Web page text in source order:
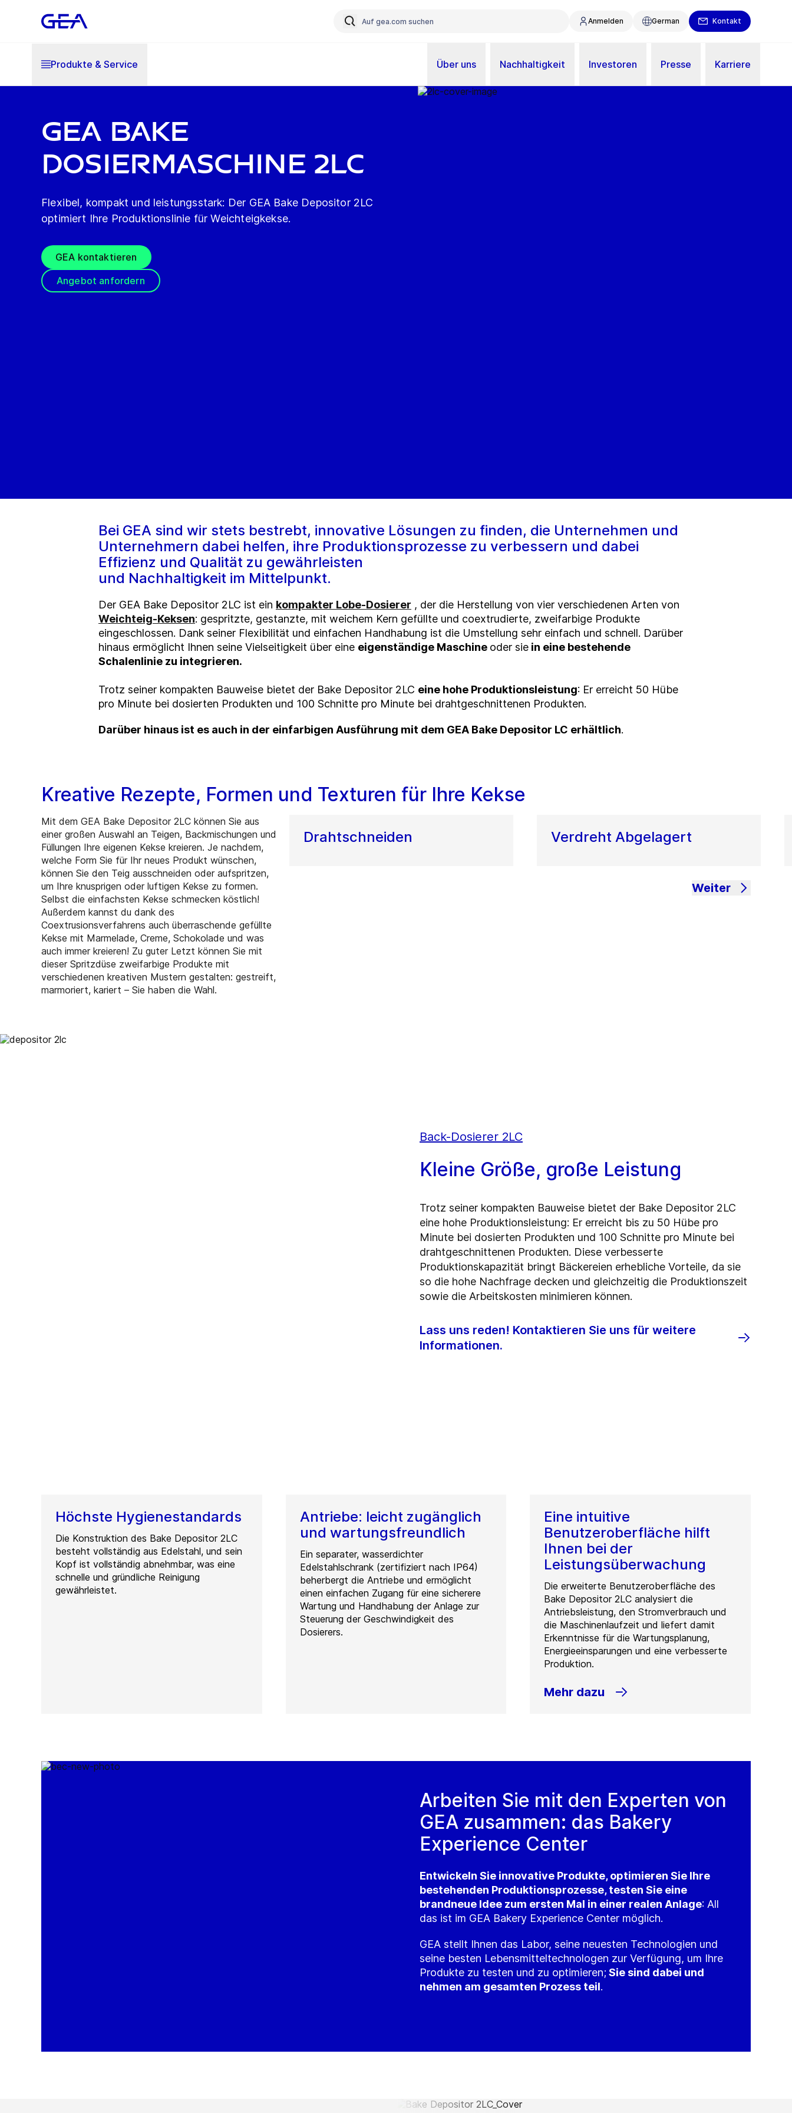
Anmelden German Kontakt
Produkte & Service Über uns Nachhaltigkeit Investoren Presse Karriere
GEA Bake
Dosiermaschine 2LC
Flexibel, kompakt und leistungsstark: Der GEA Bake Depositor 2LC
optimiert Ihre Produktionslinie für Weichteigkekse.
GEA kontaktieren
Angebot anfordern
Bei GEA sind wir stets bestrebt, innovative Lösungen zu finden, die Unternehmen und
Unternehmern dabei helfen, ihre Produktionsprozesse zu verbessern und dabei
Effizienz und Qualität zu gewährleisten
und Nachhaltigkeit im Mittelpunkt.
Der GEA Bake Depositor 2LC ist ein kompakter Lobe-Dosierer , der die Herstellung von vier verschiedenen Arten von
Weichteig-Keksen: gespritzte, gestanzte, mit weichem Kern gefüllte und coextrudierte, zweifarbige Produkte
eingeschlossen. Dank seiner Flexibilität und einfachen Handhabung ist die Umstellung sehr einfach und schnell. Darüber
hinaus ermöglicht Ihnen seine Vielseitigkeit über eine eigenständige Maschine oder sie in eine bestehende
Schalenlinie zu integrieren.
Trotz seiner kompakten Bauweise bietet der Bake Depositor 2LC eine hohe Produktionsleistung: Er erreicht 50 Hübe
pro Minute bei dosierten Produkten und 100 Schnitte pro Minute bei drahtgeschnittenen Produkten.
Darüber hinaus ist es auch in der einfarbigen Ausführung mit dem GEA Bake Depositor LC erhältlich.
Kreative Rezepte, Formen und Texturen für Ihre Kekse
Mit dem GEA Bake Depositor 2LC können Sie aus
einer großen Auswahl an Teigen, Backmischungen und
Füllungen Ihre eigenen Kekse kreieren. Je nachdem,
welche Form Sie für Ihr neues Produkt wünschen,
können Sie den Teig ausschneiden oder aufspritzen,
um Ihre knusprigen oder luftigen Kekse zu formen.
Selbst die einfachsten Kekse schmecken köstlich!
Außerdem kannst du dank des
Coextrusionsverfahrens auch überraschende gefüllte
Kekse mit Marmelade, Creme, Schokolade und was
auch immer kreieren! Zu guter Letzt können Sie mit
dieser Spritzdüse zweifarbige Produkte mit
verschiedenen kreativen Mustern gestalten: gestreift,
marmoriert, kariert – Sie haben die Wahl.
Drahtschneiden Verdreht Abgelagert
Weiter
Back-Dosierer 2LC
Kleine Größe, große Leistung
Trotz seiner kompakten Bauweise bietet der Bake Depositor 2LC
eine hohe Produktionsleistung: Er erreicht bis zu 50 Hübe pro
Minute bei dosierten Produkten und 100 Schnitte pro Minute bei
drahtgeschnittenen Produkten. Diese verbesserte
Produktionskapazität bringt Bäckereien erhebliche Vorteile, da sie
so die hohe Nachfrage decken und gleichzeitig die Produktionszeit
sowie die Arbeitskosten minimieren können.
Lass uns reden! Kontaktieren Sie uns für weitere
Informationen.
Höchste Hygienestandards
Die Konstruktion des Bake Depositor 2LC
besteht vollständig aus Edelstahl, und sein
Kopf ist vollständig abnehmbar, was eine
schnelle und gründliche Reinigung
gewährleistet.
Antriebe: leicht zugänglich
und wartungsfreundlich
Ein separater, wasserdichter
Edelstahlschrank (zertifiziert nach IP64)
beherbergt die Antriebe und ermöglicht
einen einfachen Zugang für eine sicherere
Wartung und Handhabung der Anlage zur
Steuerung der Geschwindigkeit des
Dosierers.
Eine intuitive
Benutzeroberfläche hilft
Ihnen bei der
Leistungsüberwachung
Die erweiterte Benutzeroberfläche des
Bake Depositor 2LC analysiert die
Antriebsleistung, den Stromverbrauch und
die Maschinenlaufzeit und liefert damit
Erkenntnisse für die Wartungsplanung,
Energieeinsparungen und eine verbesserte
Produktion.
Mehr dazu
Arbeiten Sie mit den Experten von
GEA zusammen: das Bakery
Experience Center
Entwickeln Sie innovative Produkte, optimieren Sie Ihre
bestehenden Produktionsprozesse, testen Sie eine
brandneue Idee zum ersten Mal in einer realen Anlage: All
das ist im GEA Bakery Experience Center möglich.
GEA stellt Ihnen das Labor, seine neuesten Technologien und
seine besten Lebensmitteltechnologen zur Verfügung, um Ihre
Produkte zu testen und zu optimieren; Sie sind dabei und
nehmen am gesamten Prozess teil.